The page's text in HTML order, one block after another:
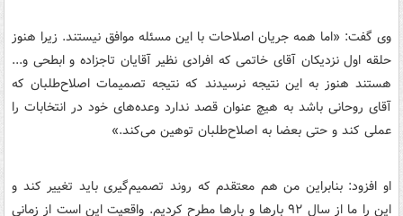
وی گفت: «اما همه جریان اصلاحات با این مسئله موافق نیستند. زیرا هنوز
حلقه اول نزدیکان آقای خاتمی که افرادی نظیر آقایان تاجزاده و ابطحی و...
هستند هنوز به این نتیجه نرسیدند که نتیجه تصمیمات اصلاح‌طلبان که
آقای روحانی باشد به هیچ عنوان قصد ندارد وعده‌های خود در انتخابات را
عملی کند و حتی بعضا به اصلاح‌طلبان توهین می‌کند.»
او افزود: بنابراین من هم معتقدم که روند تصمیم‌گیری باید تغییر کند و
این را ما از سال ۹۲ بارها و بارها مطرح کردیم. واقعیت این است از زمانی